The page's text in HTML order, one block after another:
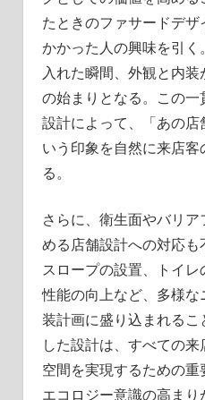
たときのファサードデ
かかった人の興味を引
入れた瞬間、外観と内
の始まりとなる。この
設計によって、「あの
いう印象を自然に来店
る。
さらに、衛生面やバリ
める店舗設計への対応
スロープの設置、トイ
性能の向上など、多様
装計画に盛り込まれる
した設計は、すべての
空間を実現するための重
エコロジー意識の高ま